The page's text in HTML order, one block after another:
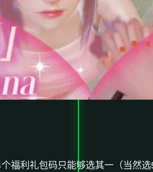
福利礼包码只能够选其一（当然